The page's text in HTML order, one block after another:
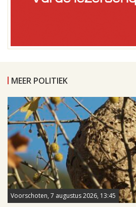
MEER POLITIEK
Voorschoten, 7 augustus 2026, 13:45